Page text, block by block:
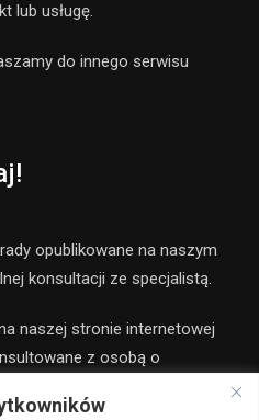
lub usługę.
do innego serwisu
opublikowane na naszym
konsultacji ze specjalistą.
naszej stronie internetowej
z osobą o